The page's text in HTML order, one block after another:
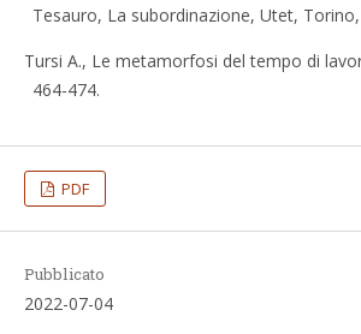
Tesauro, La subordinazione, Utet,
Tursi A., Le metamorfosi del tempo di
464-474.
PDF
Pubblicato
2022-07-04